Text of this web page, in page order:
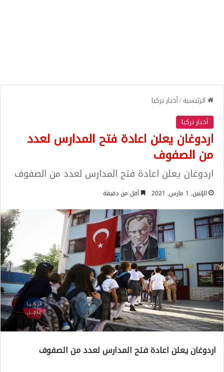
الرئيسية/أخبار تركيا
أخبار تركيا
اردوغان يعلن اعادة فتح المدارس لعدد
من الصفوف
اردوغان يعلن اعادة فتح المدارس لعدد من الصفوف
الإثنين, 1 مارس, 2021 أقل من دقيقة
اردوغان يعلن اعادة فتح المدارس لعدد من الصفوف